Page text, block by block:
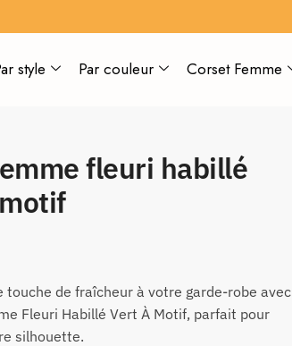
style Par couleur Corset Femme
fleuri habillé
touche de fraîcheur à votre garde-robe avec
Fleuri Habillé Vert À Motif, parfait pour
silhouette.